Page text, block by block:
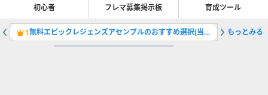
初心者 フレマ募集掲示板 育成ツール
1 無料エピックレジェンズアセンブルのおすすめ選択(当たり)選手ランキングと引き方 2最強選
もっとみる